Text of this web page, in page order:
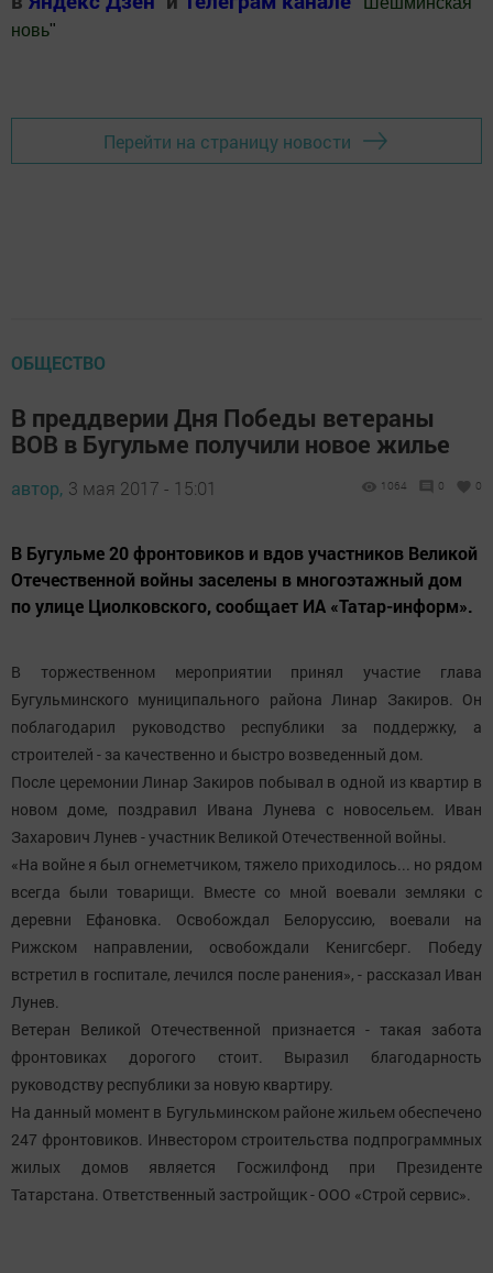
новь"
Перейти на страницу новости
ОБЩЕСТВО
В преддверии Дня Победы ветераны
ВОВ в Бугульме получили новое жилье
автор, 3 мая 2017 - 15:01 1064 0 0
В Бугульме 20 фронтовиков и вдов участников Великой
Отечественной войны заселены в многоэтажный дом
по улице Циолковского, сообщает ИА «Татар-информ».
В торжественном мероприятии принял участие глава
Бугульминского муниципального района Линар Закиров. Он
поблагодарил руководство республики за поддержку, а
строителей - за качественно и быстро возведенный дом.
После церемонии Линар Закиров побывал в одной из квартир в
новом доме, поздравил Ивана Лунева с новосельем. Иван
Захарович Лунев - участник Великой Отечественной войны.
«На войне я был огнеметчиком, тяжело приходилось... но рядом
всегда были товарищи. Вместе со мной воевали земляки с
деревни Ефановка. Освобождал Белоруссию, воевали на
Рижском направлении, освобождали Кенигсберг. Победу
встретил в госпитале, лечился после ранения», - рассказал Иван
Лунев.
Ветеран Великой Отечественной признается - такая забота
фронтовиках дорогого стоит. Выразил благодарность
руководству республики за новую квартиру.
На данный момент в Бугульминском районе жильем обеспечено
247 фронтовиков. Инвестором строительства подпрограммных
жилых домов является Госжилфонд при Президенте
Татарстана. Ответственный застройщик - ООО «Строй сервис».